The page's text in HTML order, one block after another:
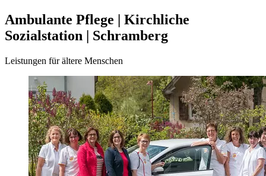
Ambulante Pflege | Kirchliche
Sozialstation | Schramberg
Leistungen für ältere Menschen